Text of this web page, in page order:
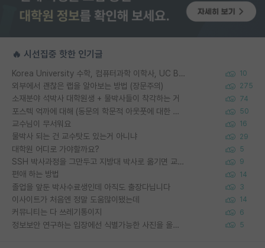
🔥 시선집중 핫한 인기글
Korea University 수학, 컴퓨터과학 이학사, UC Berkeley 산업공학 대학원 공학박사가 되는 것은 쉽지 않겠죠? 10
외부에서 괜찮은 랩을 알아보는 방법 (장문주의) 275
소재분야 석박사 대학원생 + 물박사들이 착각하는 거 74
포스텍 억까에 대해 (동문의 학문적 아웃풋에 대한 반박) 50
교수님이 무서워요 16
물박사 되는 건 교수탓도 있는거 아니냐 29
대학원 어디로 가야할까요? 5
SSH 박사과정을 그만두고 지방대 박사로 옮기면 교수의 꿈은 끝일까요? 9
편애 하는 방법 14
졸업을 앞둔 박사수료생인데 아직도 출장다닙니다 3
이사이트가 처음엔 정말 도움많이됐는데 14
커뮤니티는 다 쓰레기통이지 6
정보보안 연구하는 입장에선 식별가능한 사진을 올리는건 비추이긴함 5